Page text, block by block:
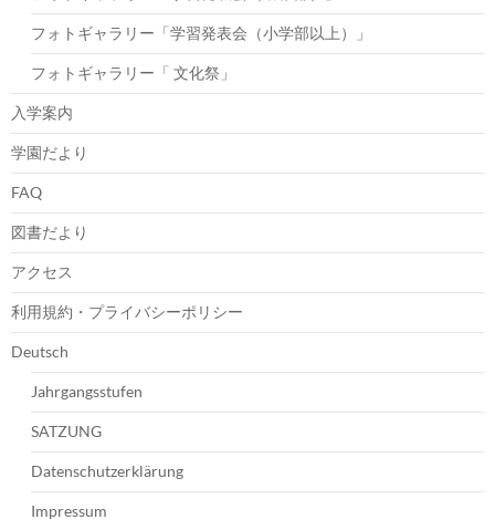
フォトギャラリー「学習発表会（小学部以上）」
フォトギャラリー「 文化祭」
入学案内
学園だより
FAQ
図書だより
アクセス
利用規約・プライバシーポリシー
Deutsch
Jahrgangsstufen
SATZUNG
Datenschutzerklärung
Impressum